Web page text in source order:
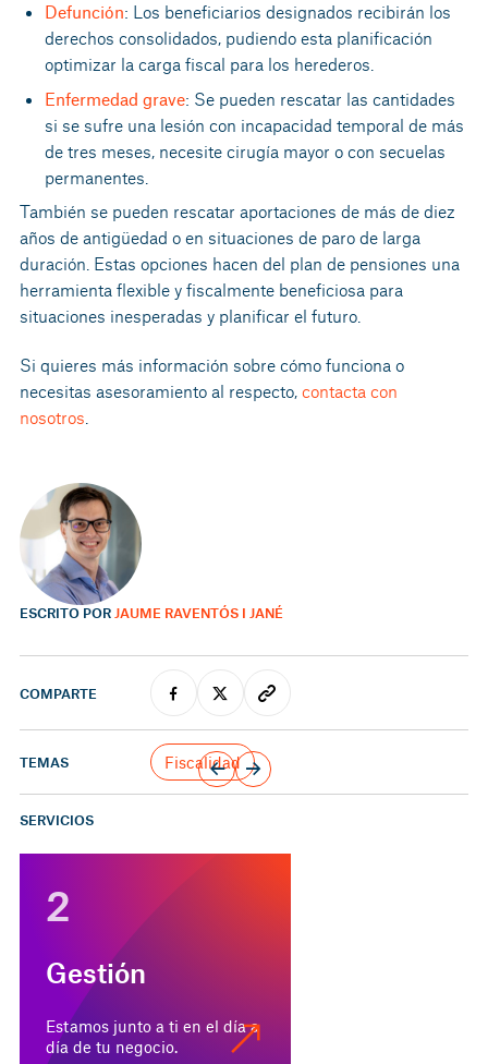
Defunción: Los beneficiarios designados recibirán los
derechos consolidados, pudiendo esta planificación
optimizar la carga fiscal para los herederos.
Enfermedad grave: Se pueden rescatar las cantidades
si se sufre una lesión con incapacidad temporal de más
de tres meses, necesite cirugía mayor o con secuelas
permanentes.
También se pueden rescatar aportaciones de más de diez
años de antigüedad o en situaciones de paro de larga
duración. Estas opciones hacen del plan de pensiones una
herramienta flexible y fiscalmente beneficiosa para
situaciones inesperadas y planificar el futuro.
Si quieres más información sobre cómo funciona o
necesitas asesoramiento al respecto, contacta con
nosotros
ESCRITO POR JAUME RAVENTÓS I JANÉ
COMPARTE
TEMAS Fiscalidad
SERVICIOS
2
Gestión
Estamos junto a ti en el día a
día de tu negocio.